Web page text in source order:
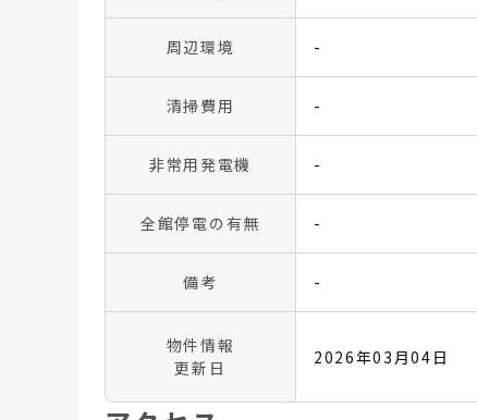
周辺環境 -
清掃費用 -
非常用発電機 -
全館停電の有無 -
備考 -
物件情報
更新日
2026年03月04日